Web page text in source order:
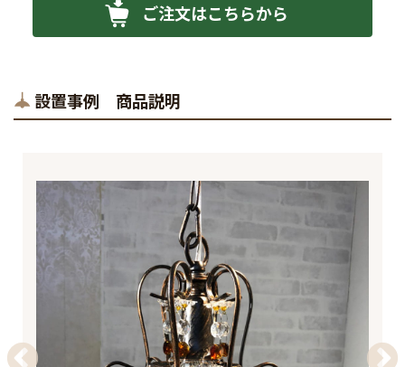
ご注文はこちらから
設置事例 商品説明